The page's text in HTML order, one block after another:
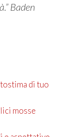
Baden
di tuo
mosse